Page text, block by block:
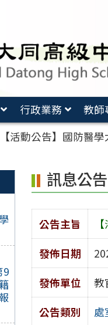
行政業務 教師
【活動公告】國防醫
9
訊息公告
公告主旨
發佈日期
發佈單位
教
公告類別
處